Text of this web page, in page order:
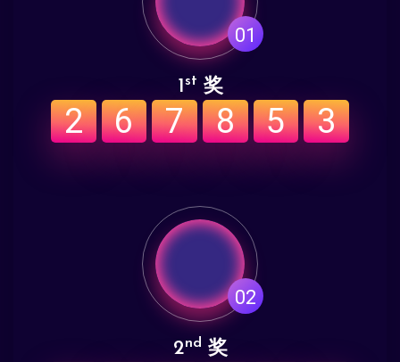
01
1st 奖
2 6 7 8 5 3
02
2nd 奖